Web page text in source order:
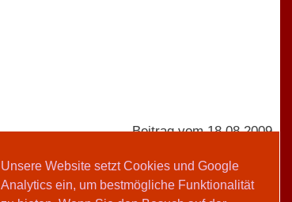
Unsere Website setzt Cookies und Google
Analytics ein, um bestmögliche Funktionalität
Beitrag vom 18.08.2009